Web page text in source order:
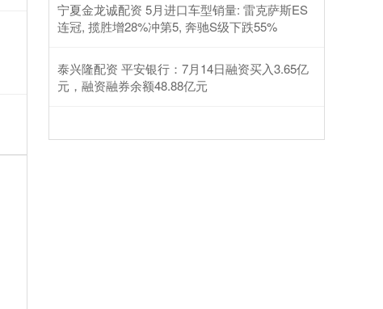
宁夏金龙诚配资 5月进口车型销量: 雷克萨斯ES
连冠, 揽胜增28%冲第5, 奔驰S级下跌55%
泰兴隆配资 平安银行：7月14日融资买入3.65亿
元，融资融券余额48.88亿元